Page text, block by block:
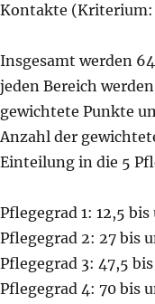
Kontakte
Insgesamt werden
jeden Bereich
gewichtete Punkte
Anzahl der
Einteilung in die 5
Pflegegrad 1: 12,5
Pflegegrad 2: 27 bis
Pflegegrad 3: 47,5
Pflegegrad 4: 70 bis